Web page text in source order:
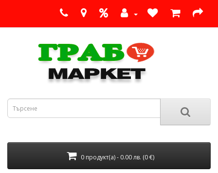
0 продукт(а) - 0.00 лв. (0 €)